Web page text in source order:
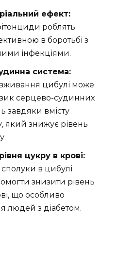
ефект:
роблять
в боротьбі з
інфекціями.
система:
цибулі може
серцево-судинних
завдяки вмісту
який знижує рівень
цукру в крові:
сполуки в цибулі
знизити рівень
що особливо
людей з діабетом.